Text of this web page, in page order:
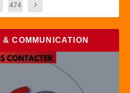
474
COMMUNICATION